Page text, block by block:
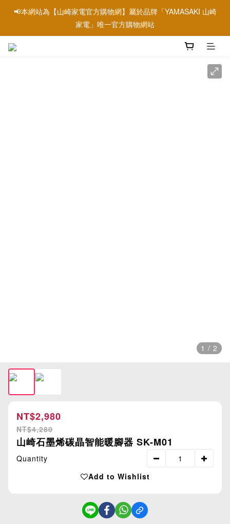
📢本網站為【山崎家電官方購物網】屬於品牌「YAMASAKI 山崎
家電」唯一官方購物網站
📢信用卡刷卡優惠請參考→銀行刷卡優惠資訊
📢本網站為【山崎家電官方購物網】屬於品牌「YAMASAKI 山崎
1 / 2
NT$2,980
NT$4,280
山崎石墨烯碳晶智能暖腳器 SK-M01
Quantity
Add to Wishlist